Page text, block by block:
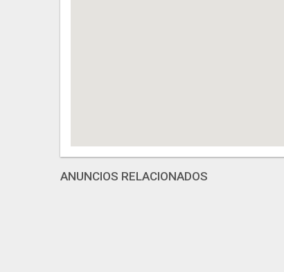
ANUNCIOS RELACIONADOS